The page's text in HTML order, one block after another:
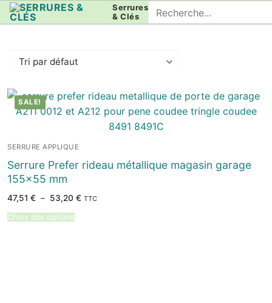
Aller
au
Serrures
& Clés
Rechercher
:
SALE!
SERRURE APPLIQUE
Serrure Prefer rideau métallique magasin garage
155×55 mm
47,51 € – 53,20 €Plage
TTC
Choix des options